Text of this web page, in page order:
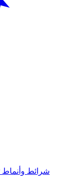
شرائط وأنماط